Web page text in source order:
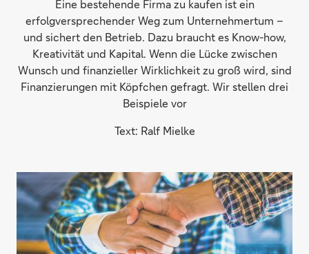
Eine bestehende Firma zu kaufen ist ein
erfolgversprechender Weg zum Unternehmertum –
und sichert den Betrieb. Dazu braucht es Know-how,
Kreativität und Kapital. Wenn die Lücke zwischen
Wunsch und finanzieller Wirklichkeit zu groß wird, sind
Finanzierungen mit Köpfchen gefragt. Wir stellen drei
Beispiele vor
Text: Ralf Mielke